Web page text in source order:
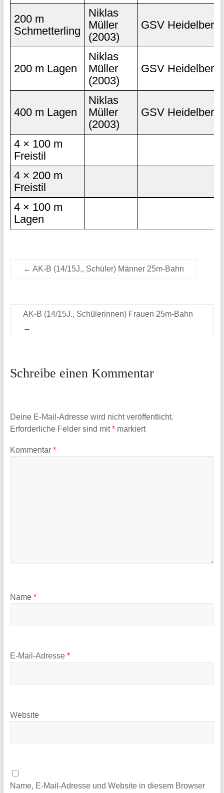
200 m
Schmetterling
Niklas
Müller
(2003)
GSV Heidelberg
200 m Lagen
Niklas
Müller
(2003)
GSV Heidelberg
400 m Lagen
Niklas
Müller
(2003)
GSV Heidelberg
4 × 100 m
Freistil
4 × 200 m
Freistil
4 × 100 m
Lagen
← AK-B (14/15J., Schüler) Männer 25m-Bahn
AK-B (14/15J., Schülerinnen) Frauen 25m-Bahn
→
Schreibe einen Kommentar
Deine E-Mail-Adresse wird nicht veröffentlicht.
Erforderliche Felder sind mit*markiert
Kommentar *
Name *
E-Mail-Adresse *
Website
Name, E-Mail-Adresse und Website in diesem Browser